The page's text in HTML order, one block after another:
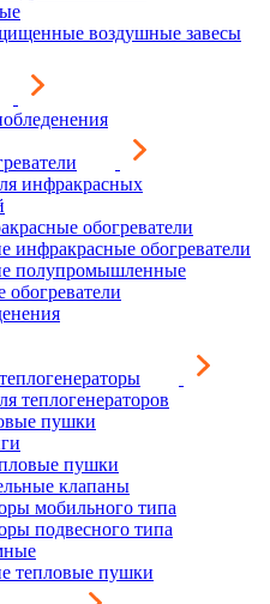
воздушные завесы
инфракрасных
обогреватели
инфракрасные обогреватели
полупромышленные
теплогенераторов
пушки
пушки
клапаны
мобильного типа
подвесного типа
тепловые пушки